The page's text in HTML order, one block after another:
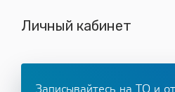
Личный кабинет
Записывайтесь на ТО и